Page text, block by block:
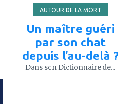
AUTOUR DE LA MORT
Un maître guéri
par son chat
depuis l’au-delà ?
Dans son Dictionnaire de...